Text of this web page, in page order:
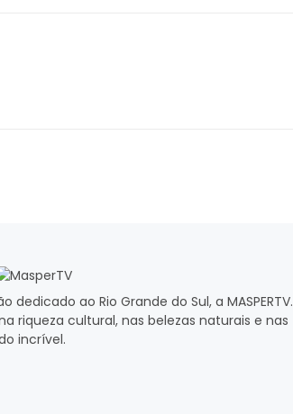
ao Rio Grande do Sul, a MASPERTV.
riqueza cultural, nas belezas naturais e nas
incrível.